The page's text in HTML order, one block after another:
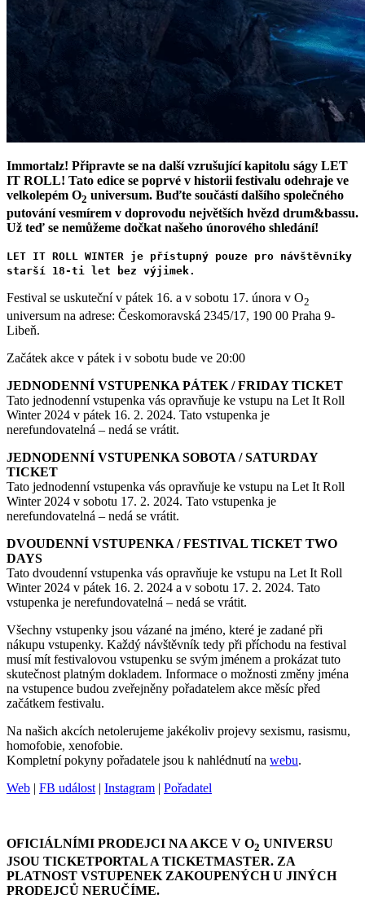
Immortalz! Připravte se na další vzrušující kapitolu ságy LET
IT ROLL! Tato edice se poprvé v historii festivalu odehraje ve
velkolepém O2 universum. Buďte součástí dalšího společného
putování vesmírem v doprovodu největších hvězd drum&bassu.
Už teď se nemůžeme dočkat našeho únorového shledání!
LET IT ROLL WINTER je přístupný pouze pro návštěvníky
starší 18-ti let bez výjimek.
Festival se uskuteční v pátek 16. a v sobotu 17. února v O2
universum na adrese: Českomoravská 2345/17, 190 00 Praha 9-
Libeň.
Začátek akce v pátek i v sobotu bude ve 20:00
JEDNODENNÍ VSTUPENKA PÁTEK / FRIDAY TICKET
Tato jednodenní vstupenka vás opravňuje ke vstupu na Let It Roll
Winter 2024 v pátek 16. 2. 2024. Tato vstupenka je
nerefundovatelná – nedá se vrátit.
JEDNODENNÍ VSTUPENKA SOBOTA / SATURDAY
TICKET
Tato jednodenní vstupenka vás opravňuje ke vstupu na Let It Roll
Winter 2024 v sobotu 17. 2. 2024. Tato vstupenka je
nerefundovatelná – nedá se vrátit.
DVOUDENNÍ VSTUPENKA / FESTIVAL TICKET TWO
DAYS
Tato dvoudenní vstupenka vás opravňuje ke vstupu na Let It Roll
Winter 2024 v pátek 16. 2. 2024 a v sobotu 17. 2. 2024. Tato
vstupenka je nerefundovatelná – nedá se vrátit.
Všechny vstupenky jsou vázané na jméno, které je zadané při
nákupu vstupenky. Každý návštěvník tedy při příchodu na festival
musí mít festivalovou vstupenku se svým jménem a prokázat tuto
skutečnost platným dokladem. Informace o možnosti změny jména
na vstupence budou zveřejněny pořadatelem akce měsíc před
začátkem festivalu.
Na našich akcích netolerujeme jakékoliv projevy sexismu, rasismu,
homofobie, xenofobie.
Kompletní pokyny pořadatele jsou k nahlédnutí na webu.
Web | FB událost | Instagram | Pořadatel
OFICIÁLNÍMI PRODEJCI NA AKCE V O2 UNIVERSU
JSOU TICKETPORTAL A TICKETMASTER. ZA
PLATNOST VSTUPENEK ZAKOUPENÝCH U JINÝCH
PRODEJCŮ NERUČÍME.